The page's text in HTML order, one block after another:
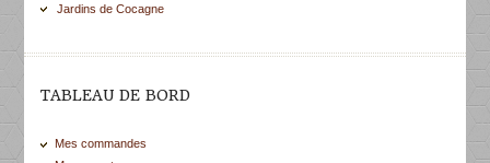
Jardins de Cocagne
TABLEAU DE BORD
Mes commandes